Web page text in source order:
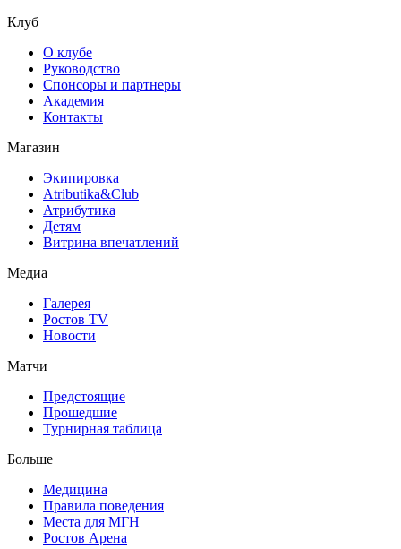
Клуб
О клубе
Руководство
Спонсоры и партнеры
Академия
Контакты
Магазин
Экипировка
Atributika&Club
Атрибутика
Детям
Витрина впечатлений
Медиа
Галерея
Ростов TV
Новости
Матчи
Предстоящие
Прошедшие
Турнирная таблица
Больше
Медицина
Правила поведения
Места для МГН
Ростов Арена